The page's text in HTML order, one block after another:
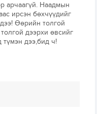
арчаагүй. Наадмын
ирсэн бөхчүүдийг
Өөрийн толгой
дээрхи өвсийг
түмэн дээ,бид ч!